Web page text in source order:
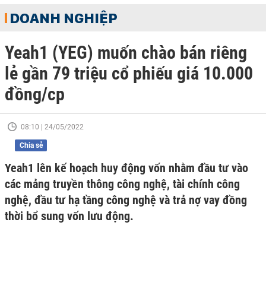
DOANH NGHIỆP
Yeah1 (YEG) muốn chào bán riêng
lẻ gần 79 triệu cổ phiếu giá 10.000
đồng/cp
08:10 | 24/05/2022
Chia sẻ
Yeah1 lên kế hoạch huy động vốn nhằm đầu tư vào
các mảng truyền thông công nghệ, tài chính công
nghệ, đầu tư hạ tầng công nghệ và trả nợ vay đồng
thời bổ sung vốn lưu động.